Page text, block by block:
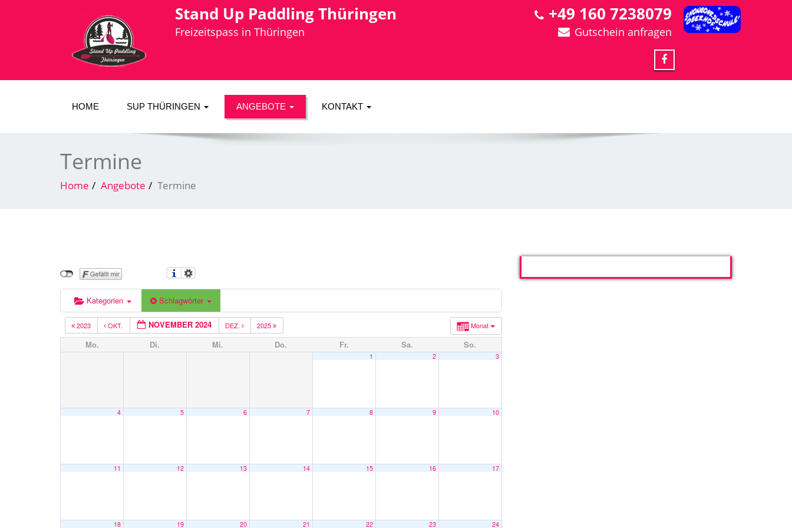
Stand Up Paddling Thüringen
Freizeitspass in Thüringen
+49 160 7238079
Gutschein anfragen
HOME SUP THÜRINGEN ANGEBOTE KONTAKT
Termine
Home Angebote Termine
Kategorien Schlagwörter
Monat
2023 OKT. NOVEMBER 2024 DEZ. 2025
Mo. Di. Mi. Do. Fr. Sa. So.
1 2 3
4 5 6 7 8 9 10
11 12 13 14 15 16 17
18 19 20 21 22 23 24